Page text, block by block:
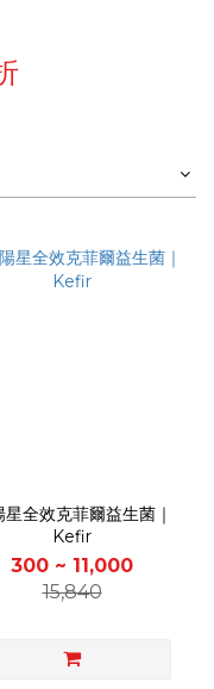
星全效克菲爾益生菌｜
Kefir
300 ~ 11,000
15,840